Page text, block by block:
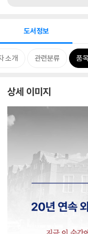
도서정보
소개 관련분류 품
상세 이미지